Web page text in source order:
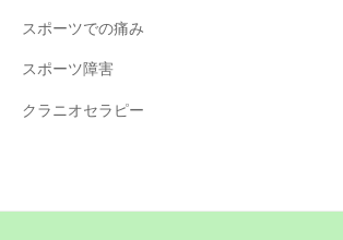
スポーツでの痛み
スポーツ障害
クラニオセラピー